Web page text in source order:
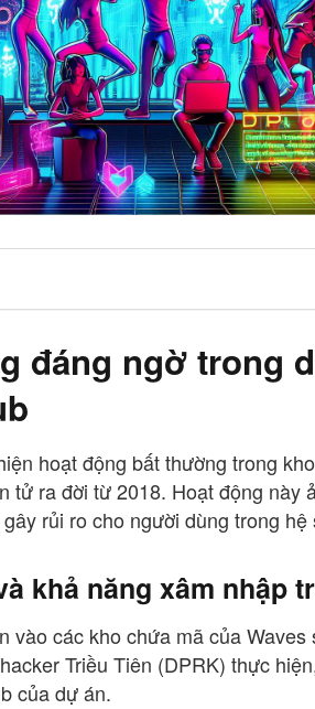
đáng ngờ trong
hoạt động bất thường trong
tử ra đời từ 2018. Hoạt động này
rủi ro cho người dùng trong hệ
khả năng xâm nhập
vào các kho chứa mã của Waves
Triều Tiên (DPRK) thực
của dự án.